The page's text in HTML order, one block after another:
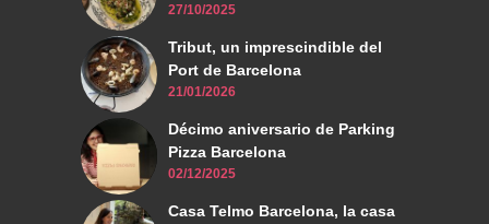
27/10/2025
Tribut, un imprescindible del
Port de Barcelona
21/01/2026
Décimo aniversario de Parking
Pizza Barcelona
02/12/2025
Casa Telmo Barcelona, la casa